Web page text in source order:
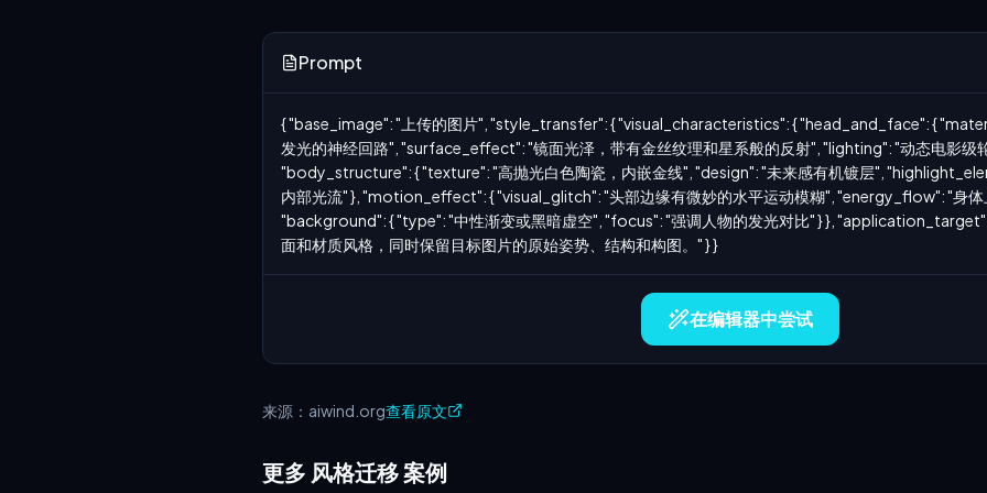
Prompt
{ "base_image": "上传的图片", "style_transfer": { "visual_characteristics": { "head_and_face": {
发光的神经回路", "surface_effect": "镜面光泽，带有金丝纹理和星系般的反射", "lighting": "动态电影级
"body_structure": { "texture": "高抛光白色陶瓷，内嵌金线", "design": "未来感有机镀层",
内部光流" }, "motion_effect": { "visual_glitch": "头部边缘有微妙的水平运动模糊", "energy_flow": "身体
"background": { "type": "中性渐变或黑暗虚空", "focus": "强调人物的发光对比" } },
面和材质风格，同时保留目标图片的原始姿势、结构和构图。" } }
在编辑器中尝试
来源：aiwind.org查看原文
更多 风格迁移 案例